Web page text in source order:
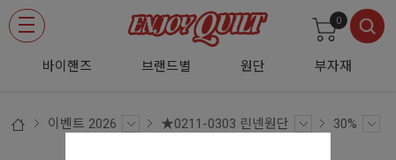
바이핸즈 브랜드별 원단 부자재
0
이벤트 2026 ★0211-0303 린넨원단 30%